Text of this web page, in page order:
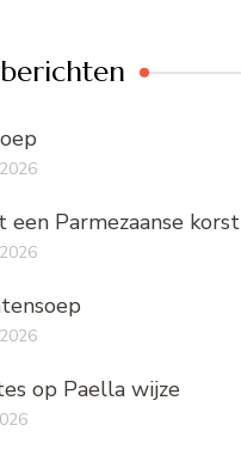
een Parmezaanse korst
op Paella wijze